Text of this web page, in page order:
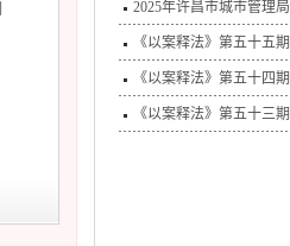
2025年许昌市城市管理
《以案释法》第五十五
《以案释法》第五十四
《以案释法》第五十三